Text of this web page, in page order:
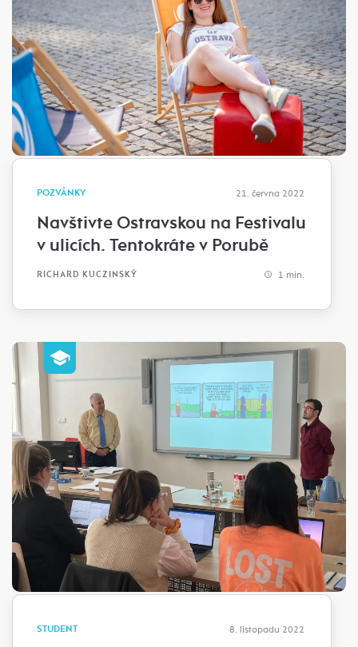
POZVÁNKY 21. června 2022
Navštivte Ostravskou na Festivalu
v ulicích. Tentokráte v Porubě
RICHARD KUCZINSKÝ 1 min.
STUDENT 8. listopadu 2022